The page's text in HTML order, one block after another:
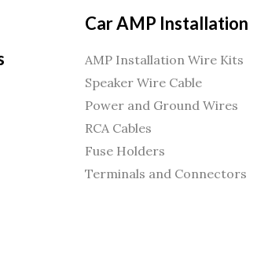
Car AMP Installation
AMP Installation Wire Kits
Speaker Wire Cable
Power and Ground Wires
RCA Cables
Fuse Holders
Terminals and Connectors